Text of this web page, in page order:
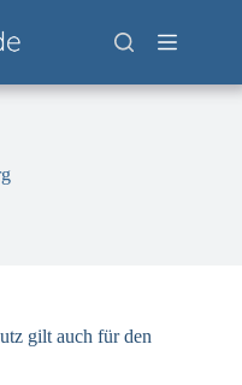
gilt auch für den